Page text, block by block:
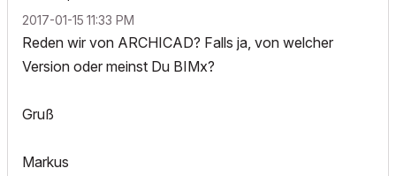
‎2017-01-15 11:33 PM
Reden wir von ARCHICAD? Falls ja, von welcher
Version oder meinst Du BIMx?
Gruß
Markus